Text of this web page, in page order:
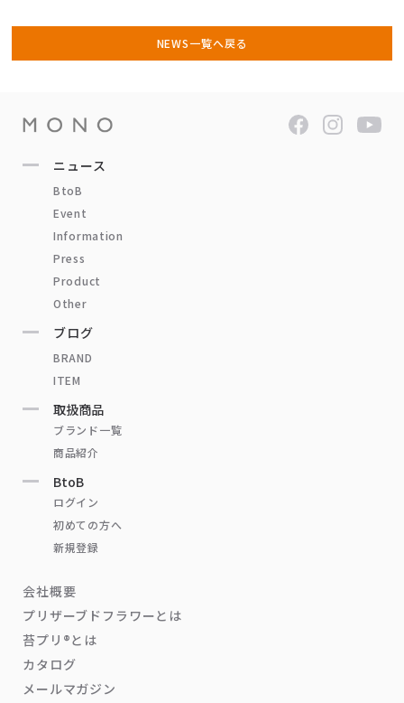
NEWS一覧へ戻る
ニュース
BtoB
Event
Information
Press
Product
Other
ブログ
BRAND
ITEM
取扱商品
ブランド一覧
商品紹介
BtoB
ログイン
初めての方へ
新規登録
会社概要
プリザーブドフラワーとは
苔プリ®とは
カタログ
メールマガジン